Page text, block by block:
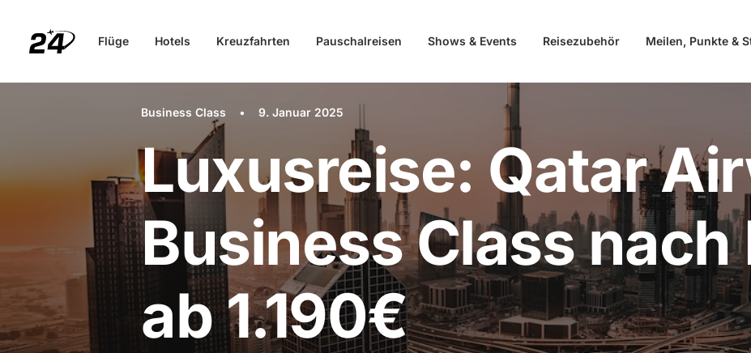
Flüge Hotels Kreuzfahrten Pauschalreisen Shows & Events Reisezubehör Meilen, Punkte &
Business Class • 9. Januar 2025
Luxusreise: Qatar
Business Class nach
ab 1.190€